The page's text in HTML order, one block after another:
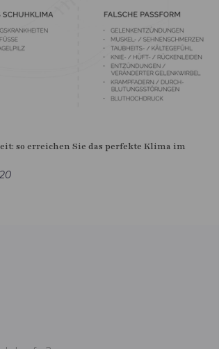
so erreichen Sie das perfekte Klima im